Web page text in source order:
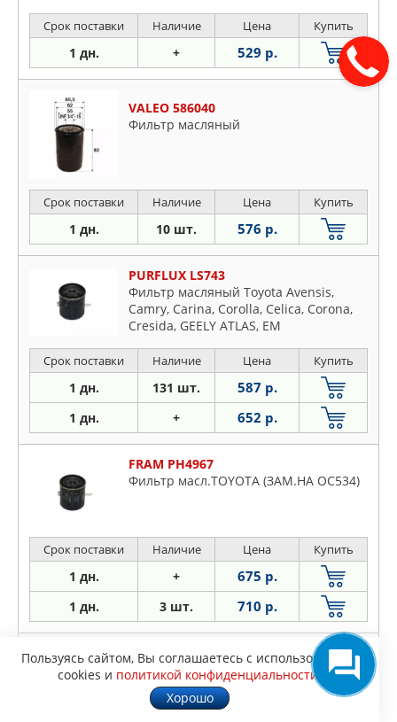
Срок поставки Наличие Цена Купить
1 дн. + 529 р.
VALEO 586040
Фильтр масляный
Срок поставки Наличие Цена Купить
1 дн. 10 шт. 576 р.
PURFLUX LS743
Фильтр масляный Toyota Avensis,
Camry, Carina, Corolla, Celica, Corona,
Cresida, GEELY ATLAS, EM
Срок поставки Наличие Цена Купить
1 дн. 131 шт. 587 р.
1 дн. + 652 р.
FRAM PH4967
Фильтр масл.TOYOTA (ЗАМ.НА OC534)
Срок поставки Наличие Цена Купить
1 дн. + 675 р.
1 дн. 3 шт. 710 р.
PURFLUX LS908
Фильтр масляный Matiz/Swift
Пользуясь сайтом, Вы соглашаетесь с использованием
cookies и политикой конфиденциальности
Хорошо